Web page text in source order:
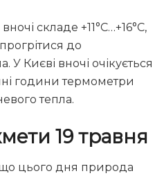
складе +11°С…+16°С,
до
У Києві вночі очікується
години термометри
тепла.
19 травня
цього дня природа